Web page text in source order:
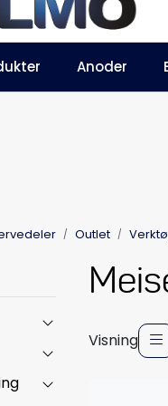
| Anoder
Outlet
Visning